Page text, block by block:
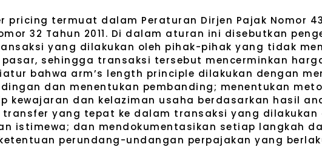
termuat dalam Peraturan Dirjen Pajak Nomor 43
32 Tahun 2011. Di dalam aturan ini disebutkan
yang dilakukan oleh pihak-pihak yang tidak
sehingga transaksi tersebut mencerminkan
bahwa arm’s length principle dilakukan dengan
dan menentukan pembanding; menentukan
kewajaran dan kelaziman usaha berdasarkan hasil
yang tepat ke dalam transaksi yang dilakukan
istimewa; dan mendokumentasikan setiap langkah
perundang-undangan perpajakan yang